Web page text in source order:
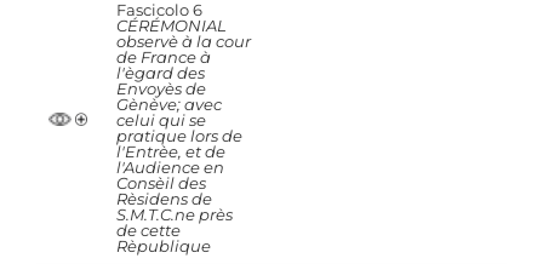
Fascicolo 6
CÉRÉMONIAL
observè à la cour
de France à
l'ègard des
Envoyès de
Gènève; avec
celui qui se
pratique lors de
l'Entrèe, et de
l'Audience en
Consèil des
Rèsidens de
S.M.T.C.ne près
de cette
Rèpublique